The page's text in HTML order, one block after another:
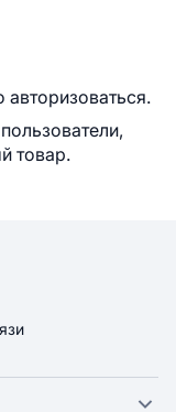
товар.